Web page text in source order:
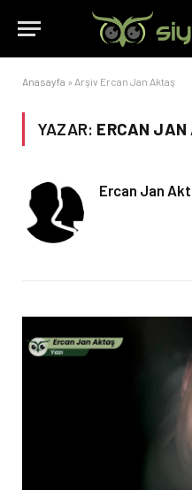
Anasayfa » Arşiv Ercan Jan Aktaş
YAZAR: ERCAN
Ercan Jan